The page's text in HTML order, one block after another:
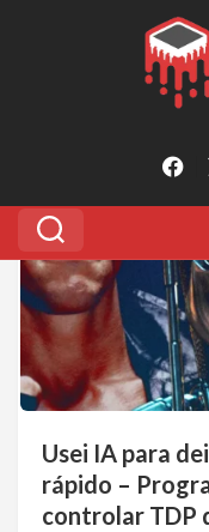
ia
Usei IA para
rápido –
controlar TDP